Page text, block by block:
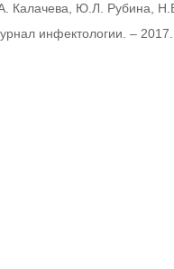
Калачева, Ю.Л. Рубина,
инфектологии. –